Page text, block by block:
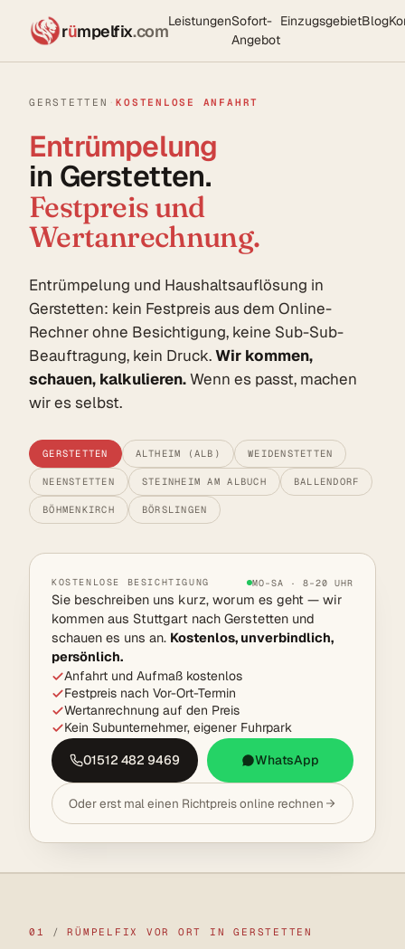
rümpelfix.comLeistungenSofort-
Angebot
EinzugsgebietBlog
GERSTETTEN ·KOSTENLOSE ANFAHRT
Entrümpelung
in Gerstetten.
Festpreis und
Wertanrechnung.
Entrümpelung und Haushaltsauflösung in
Gerstetten: kein Festpreis aus dem Online-
Rechner ohne Besichtigung, keine Sub-Sub-
Beauftragung, kein Druck.Wir kommen,
schauen, kalkulieren.Wenn es passt, machen
wir es selbst.
GERSTETTEN ALTHEIM (ALB) WEIDENSTETTEN
NEENSTETTEN STEINHEIM AM ALBUCH BALLENDORF
BÖHMENKIRCH BÖRSLINGEN
KOSTENLOSE BESICHTIGUNG MO–SA · 8–20 UHR
Sie beschreiben uns kurz, worum es geht — wir
kommen aus Stuttgart nach Gerstetten und
schauen es uns an. Kostenlos, unverbindlich,
persönlich.
Anfahrt und Aufmaß kostenlos
Festpreis nach Vor-Ort-Termin
Wertanrechnung auf den Preis
Kein Subunternehmer, eigener Fuhrpark
01512 482 9469
WhatsApp
Oder erst mal einen Richtpreis online rechnen
01 / RÜMPELFIX VOR ORT IN GERSTETTEN